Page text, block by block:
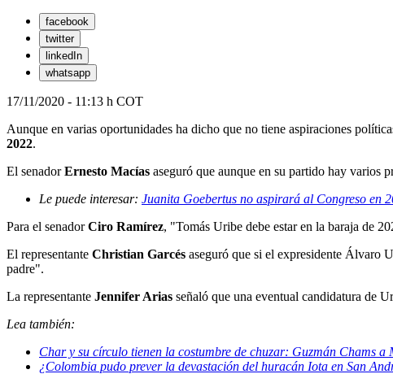
facebook
twitter
linkedIn
whatsapp
17/11/2020 - 11:13 h COT
Aunque en varias oportunidades ha dicho que no tiene aspiraciones
2022.
El senadorErnesto Macías aseguró que aunque en su partido hay varios
Le puede interesar: Juanita Goebertus no aspirará al Congreso en
Para el senadorCiro Ramírez, "Tomás Uribe debe estar en la baraja de
El representante Christian Garcés aseguró que si el expresidente Álvaro
padre".
La representante Jennifer Arias señaló que una eventual candidatura de
Lea también:
Char y su círculo tienen la costumbre de chuzar: Guzmán Chams a
¿Colombia pudo prever la devastación del huracán Iota en San